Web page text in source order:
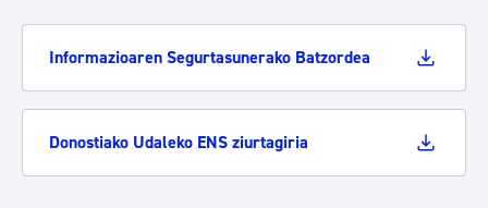
Informazioaren Segurtasunerako Batzordea
Donostiako Udaleko ENS ziurtagiria